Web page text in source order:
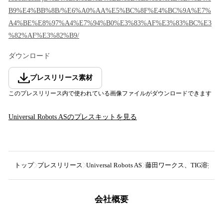
B9%E4%BB%8B/%E6%A0%AA%E5%BC%8F%E4%BC%9A%E7%
A4%BE%E8%97%A4%E7%94%B0%E3%83%AF%E3%83%BC%E3
%82%AF%E3%82%B9/
ダウンロード
プレスリリース素材
このプレスリリース内で使われている画像ファイルがダウンロードできます
Universal Robots ASのプレスキットを見る
トップ プレスリリース Universal Robots AS 藤田ワークス、TIG溶接
会社概要